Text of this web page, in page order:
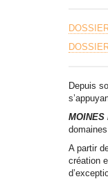
Depuis
MOINES
A partir
création